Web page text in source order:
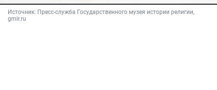
Источник: Пресс-служба Государственного музея истории религии,
gmir.ru